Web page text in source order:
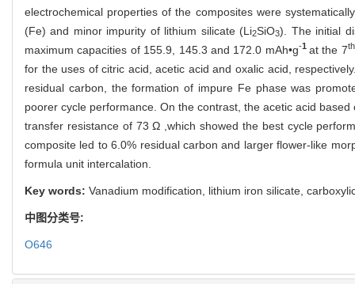
electrochemical properties of the composites were
(Fe) and minor impurity of lithium silicate (Li2SiO3). The initial
maximum capacities of 155.9, 145.3 and 172.0 mAh•g-1 at the 7th
for the uses of citric acid, acetic acid and oxalic acid,
residual carbon, the formation of impure Fe phase was
poorer cycle performance. On the contrast, the acetic acid
transfer resistance of 73 Ω ,which showed the best cycle
composite led to 6.0% residual carbon and larger flower-like
formula unit intercalation.
Key words: Vanadium modification, lithium iron silicate,
中图分类号:
O646